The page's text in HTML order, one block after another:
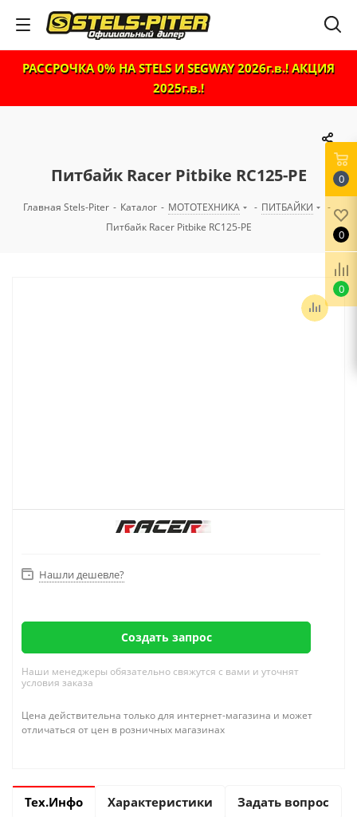
РАССРОЧКА 0% НА STELS И SEGWAY 2026г.в.! АКЦИЯ
2025г.в.!
Питбайк Racer Pitbike RC125-PE
Главная Stels-Piter - Каталог - МОТОТЕХНИКА - ПИТБАЙКИ
-
Питбайк Racer Pitbike RC125-PE
Нашли дешевле?
Создать запрос
Наши менеджеры обязательно свяжутся с вами и уточнят
условия заказа
Цена действительна только для интернет-магазина и может
отличаться от цен в розничных магазинах
Тех.Инфо Характеристики Задать вопрос
0
0
0